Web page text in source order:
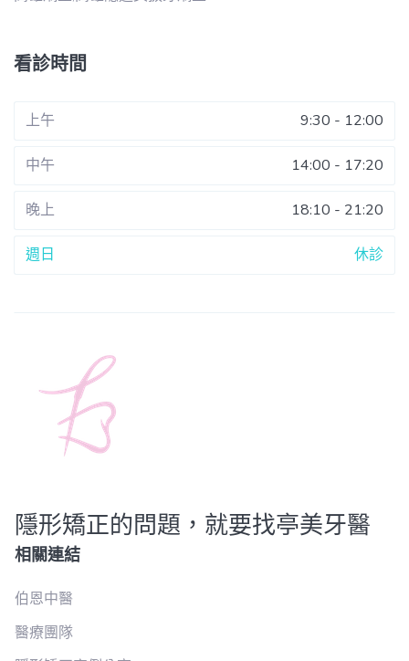
看診時間
上午 9:30 - 12:00
中午 14:00 - 17:20
晚上 18:10 - 21:20
週日 休診
隱形矯正的問題，就要找亭美牙醫
相關連結
伯恩中醫
醫療團隊